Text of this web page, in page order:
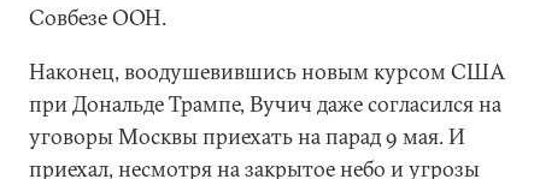
Совбезе ООН.
Наконец, воодушевившись новым курсом США
при Дональде Трампе, Вучич даже согласился на
уговоры Москвы приехать на парад 9 мая. И
приехал, несмотря на закрытое небо и угрозы